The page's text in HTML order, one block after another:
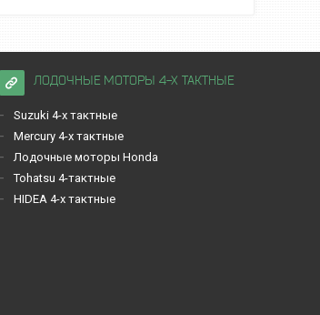
ЛОДОЧНЫЕ МОТОРЫ 4-Х ТАКТНЫЕ
Suzuki 4-х тактные
Mercury 4-х тактные
Лодочные моторы Honda
Tohatsu 4-тактные
HIDEA 4-х тактные